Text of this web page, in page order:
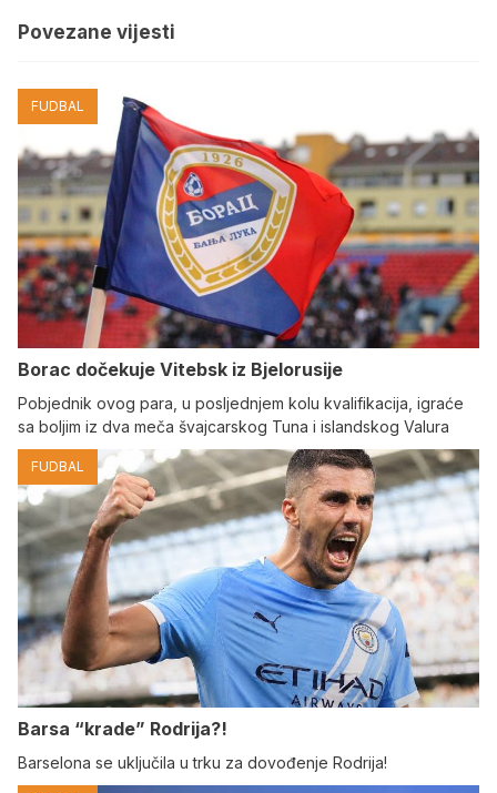
Povezane vijesti
FUDBAL
Borac dočekuje Vitebsk iz Bjelorusije
Pobjednik ovog para, u posljednjem kolu kvalifikacija, igraće
sa boljim iz dva meča švajcarskog Tuna i islandskog Valura
FUDBAL
Barsa “krade” Rodrija?!
Barselona se uključila u trku za dovođenje Rodrija!